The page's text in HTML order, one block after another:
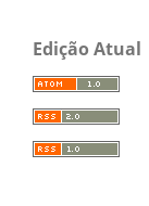
Edição Atual